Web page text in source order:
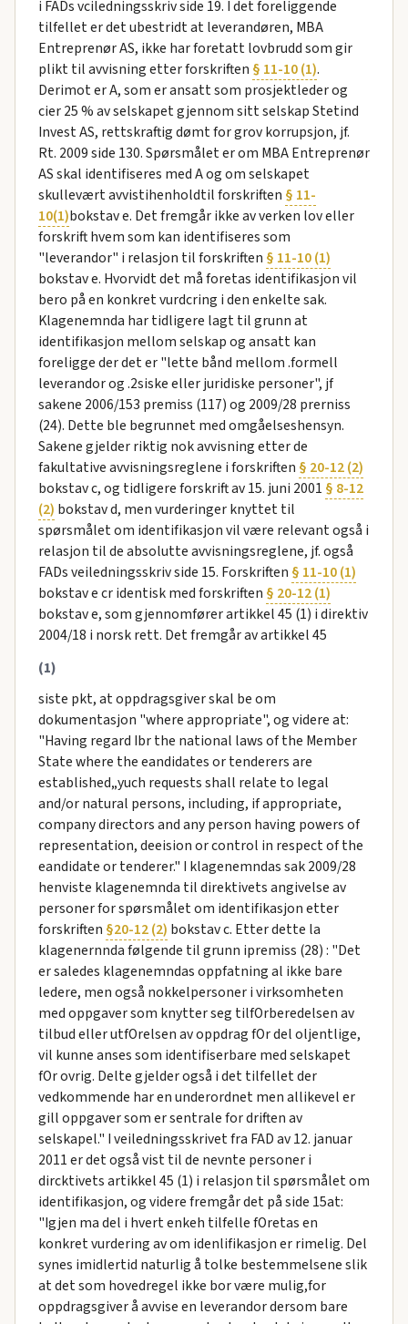
i FADs vciledningsskriv side 19. I det foreliggende
tilfellet er det ubestridt at leverandøren, MBA
Entreprenør AS, ikke har foretatt lovbrudd som gir
plikt til avvisning etter forskriften § 11-10 (1).
Derimot er A, som er ansatt som prosjektleder og
cier 25 % av selskapet gjennom sitt selskap Stetind
Invest AS, rettskraftig dømt for grov korrupsjon, jf.
Rt. 2009 side 130. Spørsmålet er om MBA Entreprenør
AS skal identifiseres med A og om selskapet
skullevært avvistihenholdtil forskriften § 11-
10(1)bokstav e. Det fremgår ikke av verken lov eller
forskrift hvem som kan identifiseres som
"leverandor" i relasjon til forskriften § 11-10 (1)
bokstav e. Hvorvidt det må foretas identifikasjon vil
bero på en konkret vurdcring i den enkelte sak.
Klagenemnda har tidligere lagt til grunn at
identifikasjon mellom selskap og ansatt kan
foreligge der det er "lette bånd mellom .formell
leverandor og .2siske eller juridiske personer", jf
sakene 2006/153 premiss (117) og 2009/28 prerniss
(24). Dette ble begrunnet med omgåelseshensyn.
Sakene gjelder riktig nok avvisning etter de
fakultative avvisningsreglene i forskriften § 20-12 (2)
bokstav c, og tidligere forskrift av 15. juni 2001 § 8-12
(2) bokstav d, men vurderinger knyttet til
spørsmålet om identifikasjon vil være relevant også i
relasjon til de absolutte avvisningsreglene, jf. også
FADs veiledningsskriv side 15. Forskriften § 11-10 (1)
bokstav e cr identisk med forskriften § 20-12 (1)
bokstav e, som gjennomfører artikkel 45 (1) i direktiv
2004/18 i norsk rett. Det fremgår av artikkel 45
(1)
siste pkt, at oppdragsgiver skal be om
dokumentasjon "where appropriate", og videre at:
"Having regard Ibr the national laws of the Member
State where the eandidates or tenderers are
established„yuch requests shall relate to legal
and/or natural persons, including, if appropriate,
company directors and any person having powers of
representation, deeision or control in respect of the
eandidate or tenderer." I klagenemndas sak 2009/28
henviste klagenemnda til direktivets angivelse av
personer for spørsmålet om identifikasjon etter
forskriften §20-12 (2) bokstav c. Etter dette la
klagenernnda følgende til grunn ipremiss (28) : "Det
er saledes klagenemndas oppfatning al ikke bare
ledere, men også nokkelpersoner i virksomheten
med oppgaver som knytter seg tilfOrberedelsen av
tilbud eller utfOrelsen av oppdrag fOr del oljentlige,
vil kunne anses som identifiserbare med selskapet
fOr ovrig. Delte gjelder også i det tilfellet der
vedkommende har en underordnet men allikevel er
gill oppgaver som er sentrale for driften av
selskapel." I veiledningsskrivet fra FAD av 12. januar
2011 er det også vist til de nevnte personer i
dircktivets artikkel 45 (1) i relasjon til spørsmålet om
identifikasjon, og videre fremgår det på side 15at:
"Igjen ma del i hvert enkeh tilfelle fOretas en
konkret vurdering av om idenlifikasjon er rimelig. Del
synes imidlertid naturlig å tolke bestemmelsene slik
at det som hovedregel ikke bor være mulig,for
oppdragsgiver å avvise en leverandor dersom bare